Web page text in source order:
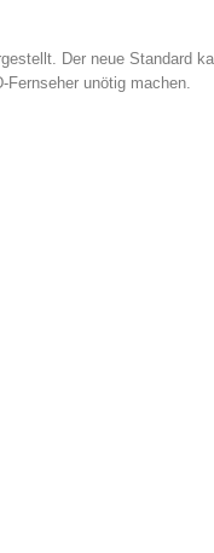
Der neue Standard
unötig machen.